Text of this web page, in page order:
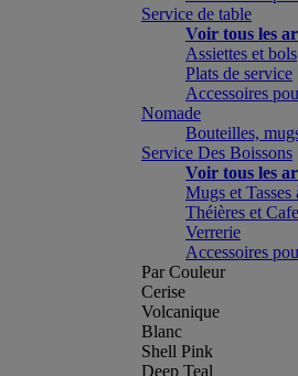
Service de table
Voir tous les
Assiettes et bols
Plats de service
Accessoires
Nomade
Bouteilles,
Service Des Boissons
Voir tous les
Mugs et Tasses
Théières et
Verrerie
Accessoires
Par Couleur
Cerise
Volcanique
Blanc
Shell Pink
Deep Teal